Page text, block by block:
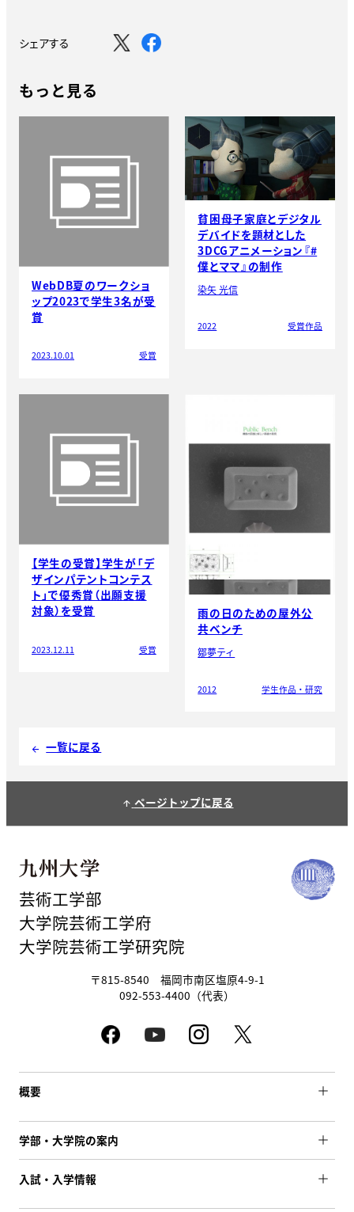
シェアする
もっと見る
WebDB夏のワークショ
ップ2023で学生3名が受
賞
2023.10.01 受賞
貧困母子家庭とデジタル
デバイドを題材とした
3DCGアニメーション『#
僕とママ』の制作
染矢 光信
2022 受賞作品
【学生の受賞】学生が「デ
ザインパテントコンテス
ト」で優秀賞（出願支援
対象）を受賞
2023.12.11 受賞
雨の日のための屋外公
共ベンチ
鄒夢ティ
2012 学生作品・研究
arrow_back 一覧に戻る
arrow_upward ページトップに戻る
芸術工学部
大学院芸術工学府
大学院芸術工学研究院
〒815-8540 福岡市南区塩原4-9-1
092-553-4400（代表）
概要
学部・大学院の案内
入試・入学情報